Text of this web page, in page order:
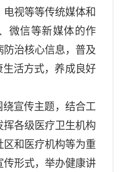
电视等等传统媒体和
微信等新媒体的作
防治核心信息， 普及
生活方式， 养成良好
绕宣传主题 ， 结合工
挥各级医疗卫生机构
区和医疗机构等为重
传形式， 举办健康讲